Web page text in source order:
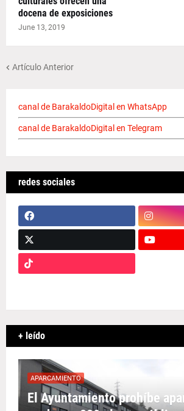
docena de exposiciones
June 13, 2019
Artículo Anterior
canal de BarakaldoDigital en WhatsApp
canal de BarakaldoDigital en Telegram
redes sociales
+ leído
APARCAMIENTO
El Ayuntamiento prohíbe